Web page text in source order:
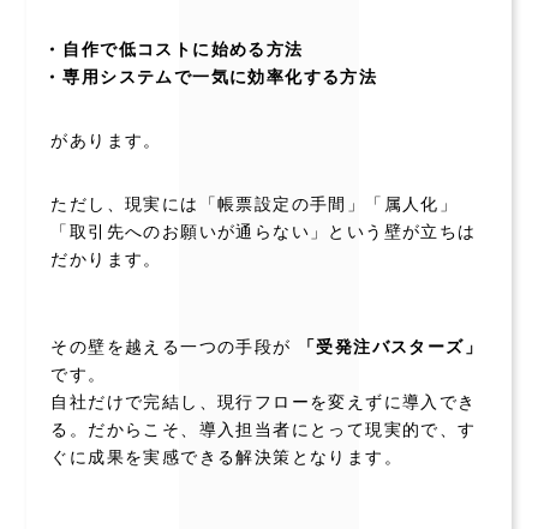
自作で低コストに始める方法
専用システムで一気に効率化する方法
があります。
ただし、現実には「帳票設定の手間」「属人化」
「取引先へのお願いが通らない」という壁が立ちは
だかります。
その壁を越える一つの手段が
「受発注バスターズ」
です。
自社だけで完結し、現行フローを変えずに導入でき
る。だからこそ、導入担当者にとって現実的で、す
ぐに成果を実感できる解決策となります。